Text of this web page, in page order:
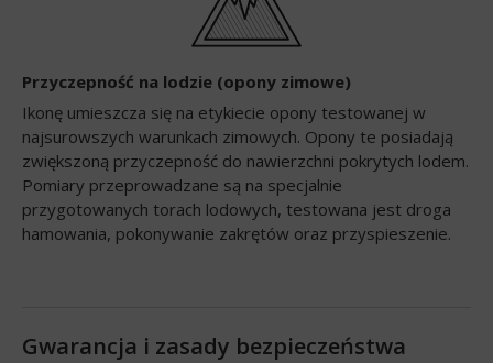
Przyczepność na lodzie (opony zimowe)
Ikonę umieszcza się na etykiecie opony testowanej w
najsurowszych warunkach zimowych. Opony te posiadają
zwiększoną przyczepność do nawierzchni pokrytych lodem.
Pomiary przeprowadzane są na specjalnie
przygotowanych torach lodowych, testowana jest droga
hamowania, pokonywanie zakrętów oraz przyspieszenie.
Gwarancja i zasady bezpieczeństwa